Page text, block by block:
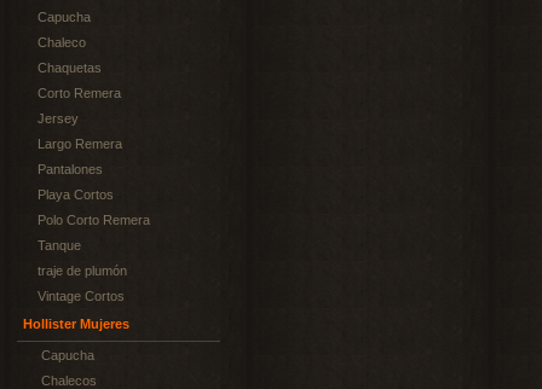
Capucha
Chaleco
Chaquetas
Corto Remera
Jersey
Largo Remera
Pantalones
Playa Cortos
Polo Corto Remera
Tanque
traje de plumón
Vintage Cortos
Hollister Mujeres
Capucha
Chalecos